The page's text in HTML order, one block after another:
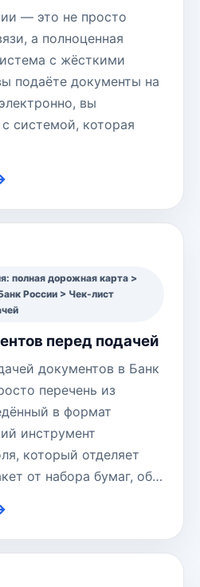
— это не просто
а полноценная
с жёсткими
подаёте документы на
вы
системой, которая
полная дорожная карта >
России > Чек-лист
перед подачей
документов в Банк
перечень из
в формат
инструмент
который отделяет
от набора бумаг, об…